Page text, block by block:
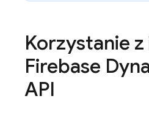
Korzystanie
Firebase
API